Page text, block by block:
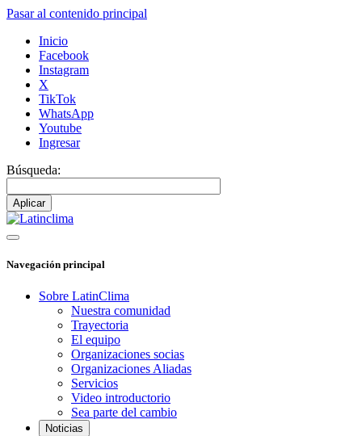
Pasar al contenido principal
Inicio
Facebook
Instagram
X
TikTok
WhatsApp
Youtube
Ingresar
Búsqueda:
Navegación principal
Sobre LatinClima
Nuestra comunidad
Trayectoria
El equipo
Organizaciones socias
Organizaciones Aliadas
Servicios
Video introductorio
Sea parte del cambio
Noticias